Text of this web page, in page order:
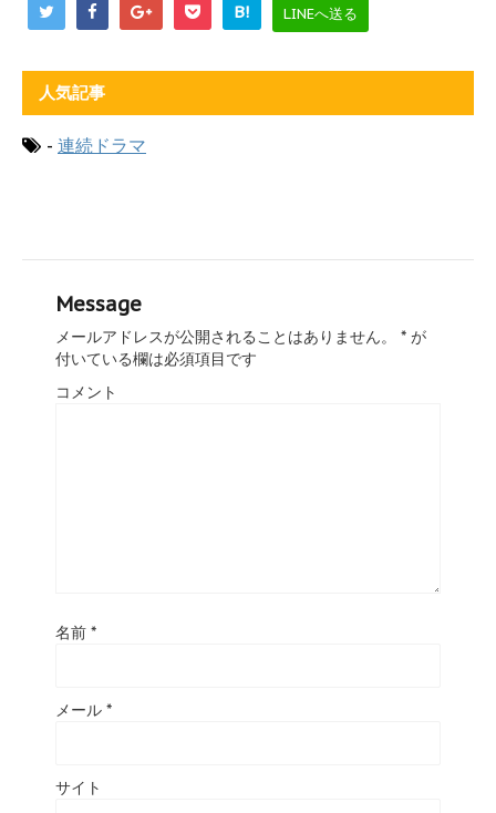
B! LINEへ送る
人気記事
- 連続ドラマ
Message
メールアドレスが公開されることはありません。 * が
付いている欄は必須項目です
コメント
名前 *
メール *
サイト